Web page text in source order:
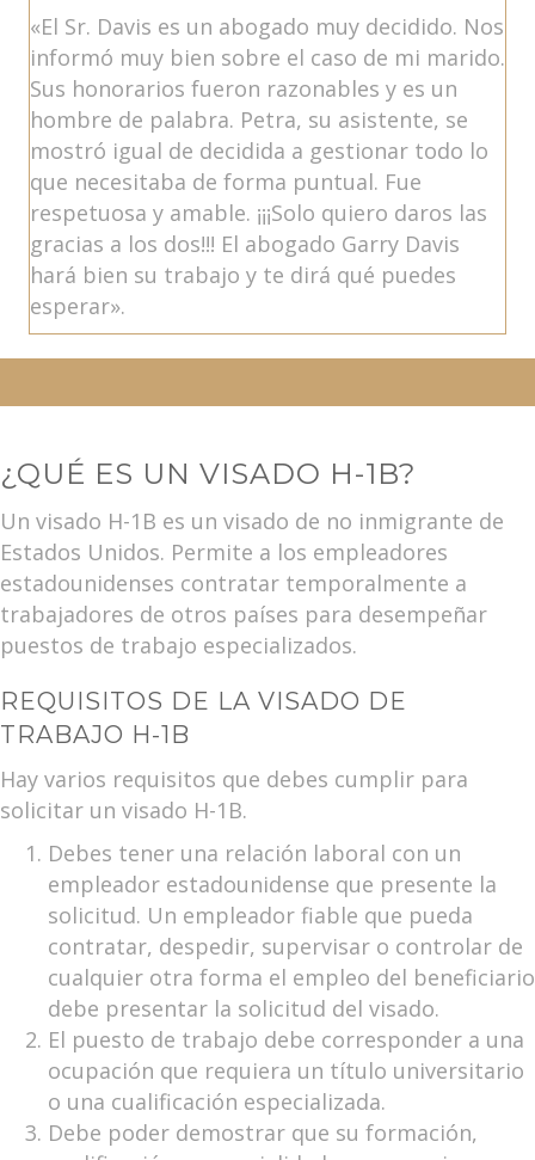
«El Sr. Davis es un abogado muy decidido. Nos
informó muy bien sobre el caso de mi marido.
Sus honorarios fueron razonables y es un
hombre de palabra. Petra, su asistente, se
mostró igual de decidida a gestionar todo lo
que necesitaba de forma puntual. Fue
respetuosa y amable. ¡¡¡Solo quiero daros las
gracias a los dos!!! El abogado Garry Davis
hará bien su trabajo y te dirá qué puedes
esperar».
¿QUÉ ES UN VISADO H-1B?
Un visado H-1B es un visado de no inmigrante de
Estados Unidos. Permite a los empleadores
estadounidenses contratar temporalmente a
trabajadores de otros países para desempeñar
puestos de trabajo especializados.
REQUISITOS DE LA VISADO DE
TRABAJO H-1B
Hay varios requisitos que debes cumplir para
solicitar un visado H-1B.
Debes tener una relación laboral con un
empleador estadounidense que presente la
solicitud. Un empleador fiable que pueda
contratar, despedir, supervisar o controlar de
cualquier otra forma el empleo del beneficiario
debe presentar la solicitud del visado.
El puesto de trabajo debe corresponder a una
ocupación que requiera un título universitario
o una cualificación especializada.
Debe poder demostrar que su formación,